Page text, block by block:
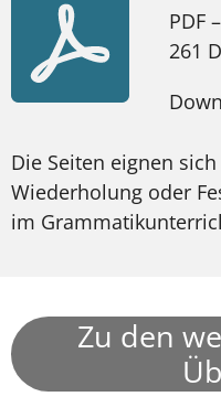
PDF
261
Die Seiten eignen
Wiederholung oder
im
Zu den